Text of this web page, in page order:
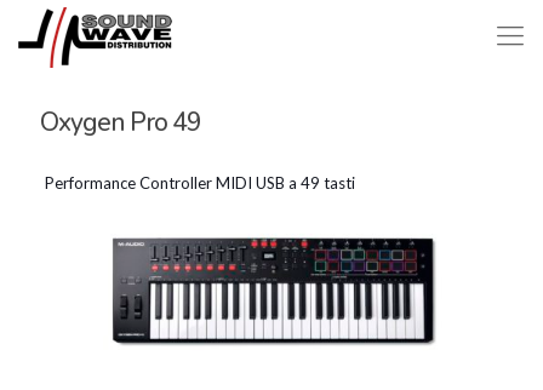
Oxygen Pro 49
Performance Controller MIDI USB a 49 tasti